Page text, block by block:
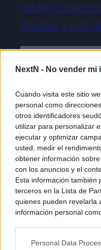
NextN - No vender mi
Cuando visita este sitio
personal como
otros identificadores
utilizar para personalizar
ejecutar y optimizar
usted, medir el
obtener información
con los anuncios y el
Esta información también
terceros en la Lista de
quienes pueden revelarla
información personal
generamos contenido
Personal Data
[GUÍA] Todos
Raiders y qué
Cómo acceder
Duskbloods